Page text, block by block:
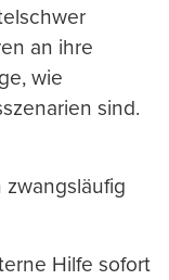
an ihre
wie
sind.
Hilfe sofort